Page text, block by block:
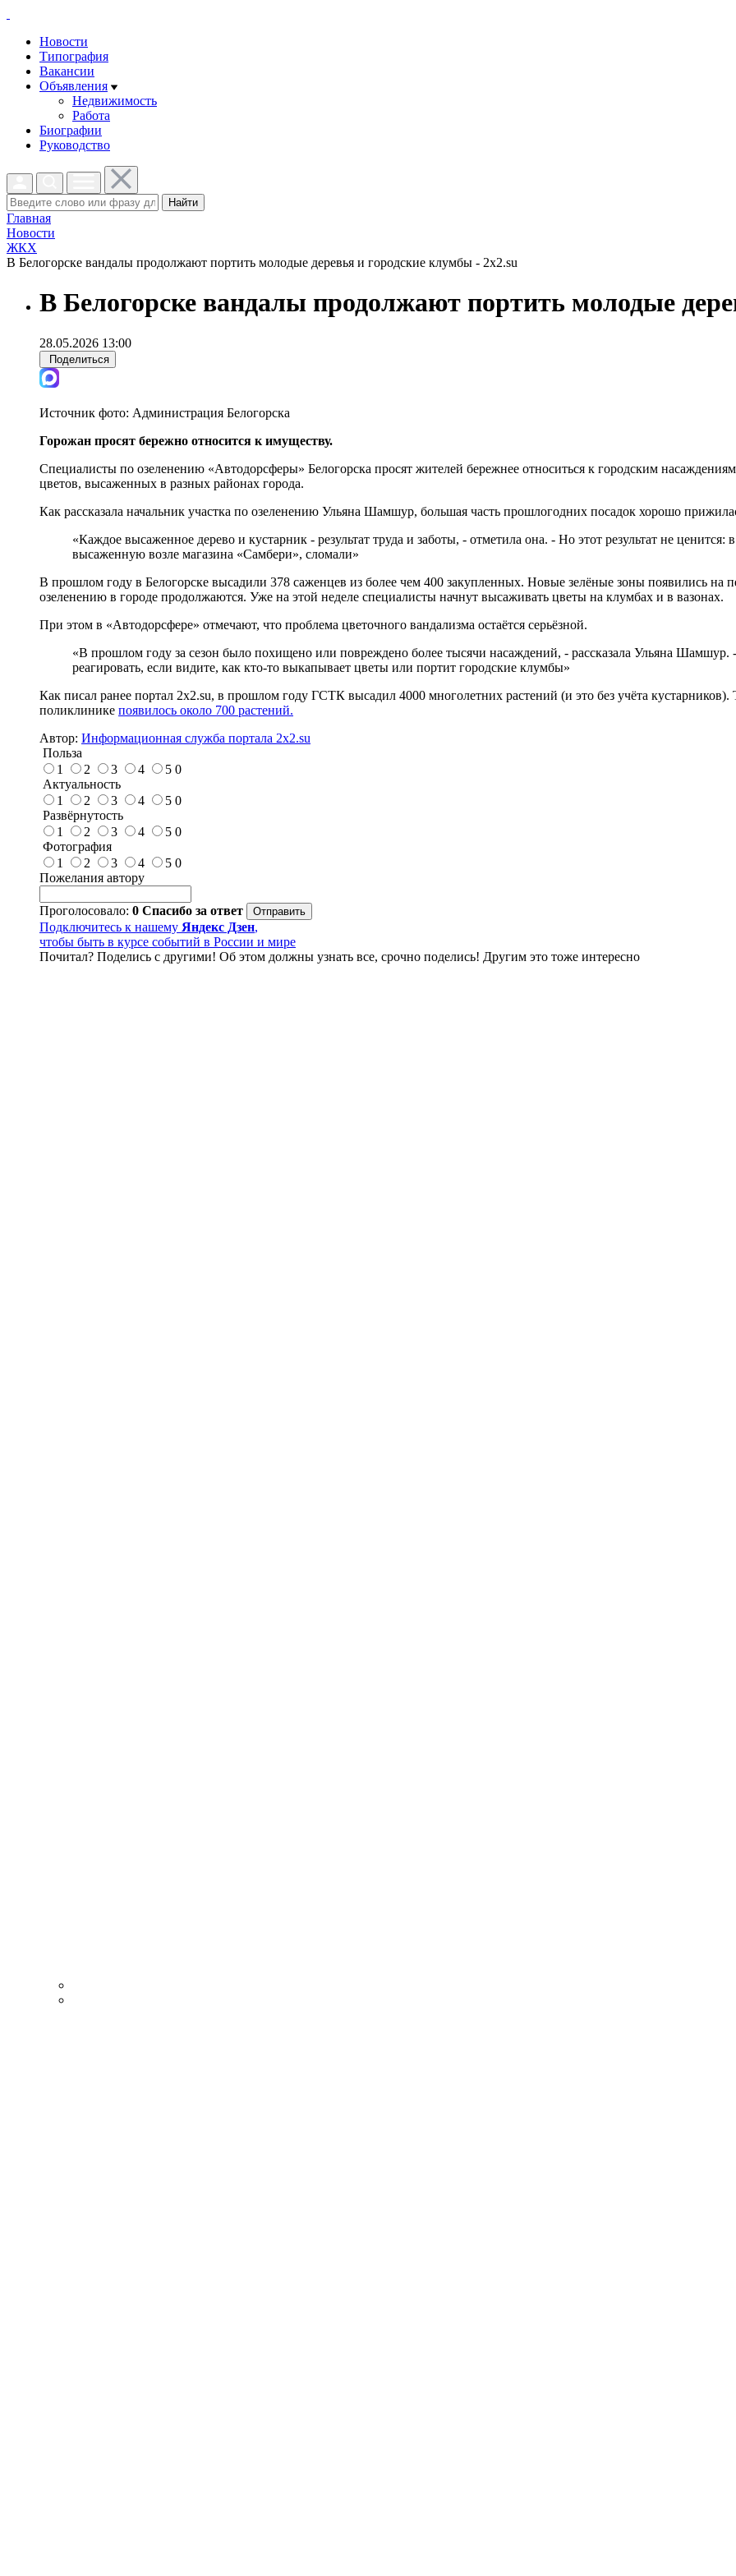
Новости
Типография
Вакансии
Объявления
Недвижимость
Работа
Биографии
Руководство
Найти
Главная
Новости
ЖКХ
В Белогорске вандалы продолжают портить молодые деревья и городские клумбы - 2x2.su
В Белогорске вандалы продолжают портить молодые
28.05.2026 13:00
Поделиться
Источник фото: Администрация Белогорска
Горожан просят бережно относится к имуществу.
Специалисты по озеленению «Автодорсферы» Белогорска просят жителей бережнее относиться к городским
цветов, высаженных в разных районах города.
Как рассказала начальник участка по озеленению Ульяна Шамшур, большая часть прошлогодних посадок хорошо
«Каждое высаженное дерево и кустарник - результат труда и заботы, - отметила она. - Но этот результат не
высаженную возле магазина «Самбери», сломали»
В прошлом году в Белогорске высадили 378 саженцев из более чем 400 закупленных. Новые зелёные зоны появились на
озеленению в городе продолжаются. Уже на этой неделе специалисты начнут высаживать цветы на клумбах и в вазонах.
При этом в «Автодорсфере» отмечают, что проблема цветочного вандализма остаётся серьёзной.
«В прошлом году за сезон было похищено или повреждено более тысячи насаждений, - рассказала Ульяна
реагировать, если видите, как кто-то выкапывает цветы или портит городские клумбы»
Как писал ранее портал 2х2.su, в прошлом году ГСТК высадил 4000 многолетних растений (и это без учёта
поликлинике появилось около 700 растений.
Автор: Информационная служба портала 2x2.su
Польза
1
2 3 4 5 0
Актуальность
1
2 3 4 5 0
Развёрнутость
1
2 3 4 5 0
Фотография
1
2 3 4 5 0
Пожелания автору
Проголосовало: 0 Спасибо за ответ
Подключитесь к нашему Яндекс Дзен,
чтобы быть в курсе событий в России и мире
Почитал? Поделись с другими! Об этом должны узнать все, срочно поделись! Другим это тоже интересно